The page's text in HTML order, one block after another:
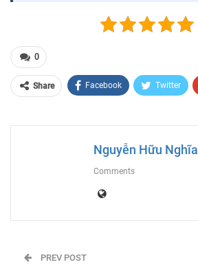
0
Share Facebook Twitter
Nguyễn Hữu Nghĩa
Comments
PREV POST